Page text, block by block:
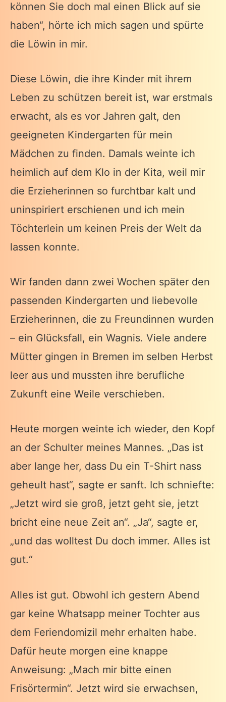
können Sie doch mal einen Blick auf sie
haben“, hörte ich mich sagen und spürte
die Löwin in mir.
Diese Löwin, die ihre Kinder mit ihrem
Leben zu schützen bereit ist, war erstmals
erwacht, als es vor Jahren galt, den
geeigneten Kindergarten für mein
Mädchen zu finden. Damals weinte ich
heimlich auf dem Klo in der Kita, weil mir
die Erzieherinnen so furchtbar kalt und
uninspiriert erschienen und ich mein
Töchterlein um keinen Preis der Welt da
lassen konnte.
Wir fanden dann zwei Wochen später den
passenden Kindergarten und liebevolle
Erzieherinnen, die zu Freundinnen wurden
– ein Glücksfall, ein Wagnis. Viele andere
Mütter gingen in Bremen im selben Herbst
leer aus und mussten ihre berufliche
Zukunft eine Weile verschieben.
Heute morgen weinte ich wieder, den Kopf
an der Schulter meines Mannes. „Das ist
aber lange her, dass Du ein T-Shirt nass
geheult hast“, sagte er sanft. Ich schniefte:
„Jetzt wird sie groß, jetzt geht sie, jetzt
bricht eine neue Zeit an“. „Ja“, sagte er,
„und das wolltest Du doch immer. Alles ist
gut.“
Alles ist gut. Obwohl ich gestern Abend
gar keine Whatsapp meiner Tochter aus
dem Feriendomizil mehr erhalten habe.
Dafür heute morgen eine knappe
Anweisung: „Mach mir bitte einen
Frisörtermin“. Jetzt wird sie erwachsen,